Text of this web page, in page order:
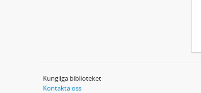
Kungliga biblioteket
Kontakta oss